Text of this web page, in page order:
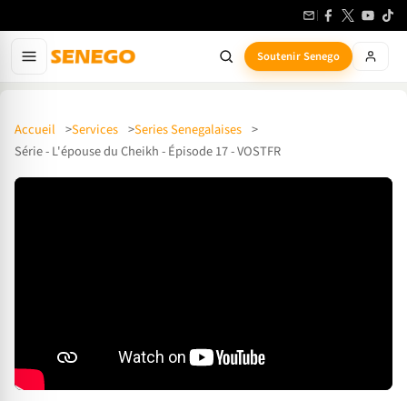
Soutenir Senego
Accueil Services
Series Senegalaises
Série - L'épouse du Cheikh - Épisode 17 - VOSTFR